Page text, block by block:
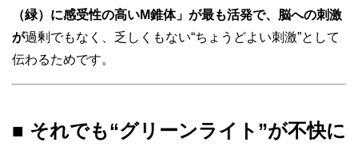
（緑）に感受性の高いM錐体」が最も活発で、脳への刺激
が過剰でもなく、乏しくもない“ちょうどよい刺激”として
伝わるためです。
■ それでも“グリーンライト”が不快に